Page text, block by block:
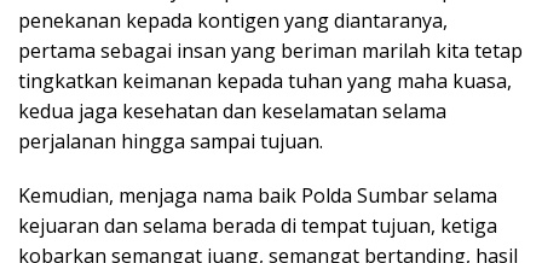
penekanan kepada kontigen yang diantaranya,
pertama sebagai insan yang beriman marilah kita tetap
tingkatkan keimanan kepada tuhan yang maha kuasa,
kedua jaga kesehatan dan keselamatan selama
perjalanan hingga sampai tujuan.
Kemudian, menjaga nama baik Polda Sumbar selama
kejuaran dan selama berada di tempat tujuan, ketiga
kobarkan semangat juang, semangat bertanding, hasil